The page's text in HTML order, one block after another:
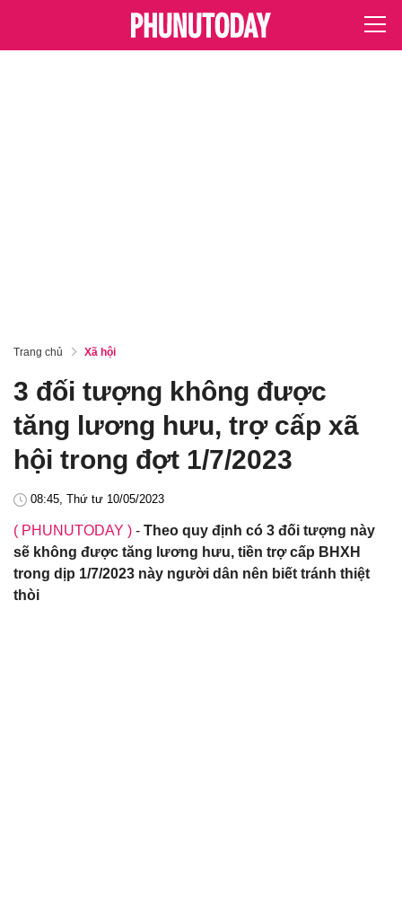
Trang chủ Xã hội
3 đối tượng không được
tăng lương hưu, trợ cấp xã
hội trong đợt 1/7/2023
08:45, Thứ tư 10/05/2023
( PHUNUTODAY ) - Theo quy định có 3 đối tượng này
sẽ không được tăng lương hưu, tiền trợ cấp BHXH
trong dịp 1/7/2023 này người dân nên biết tránh thiệt
thòi